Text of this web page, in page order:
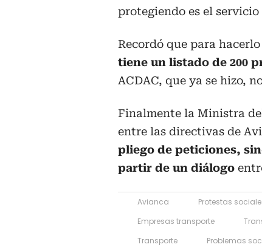
protegiendo es el
Recordó que para
tiene un listado de 200
ACDAC, que ya se hizo,
Finalmente la Ministra
entre las directivas de
pliego de peticiones,
partir de un diálogo
Avianca Protestas
Empresas transporte
Transporte
Problemas